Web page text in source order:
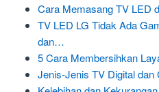
Cara Memasang TV LED
TV LED LG Tidak Ada
dan…
5 Cara Membersihkan
Jenis-Jenis TV Digital